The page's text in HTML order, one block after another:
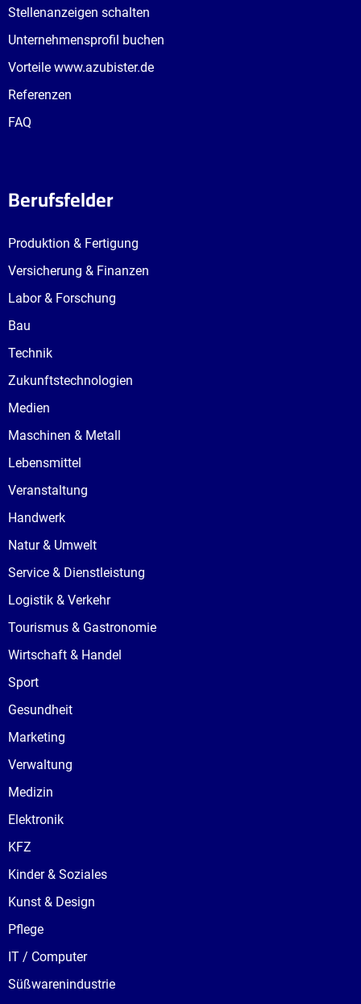
Stellenanzeigen schalten
Unternehmensprofil buchen
Vorteile www.azubister.de
Referenzen
FAQ
Berufsfelder
Produktion & Fertigung
Versicherung & Finanzen
Labor & Forschung
Bau
Technik
Zukunftstechnologien
Medien
Maschinen & Metall
Lebensmittel
Veranstaltung
Handwerk
Natur & Umwelt
Service & Dienstleistung
Logistik & Verkehr
Tourismus & Gastronomie
Wirtschaft & Handel
Sport
Gesundheit
Marketing
Verwaltung
Medizin
Elektronik
KFZ
Kinder & Soziales
Kunst & Design
Pflege
IT / Computer
Süßwarenindustrie